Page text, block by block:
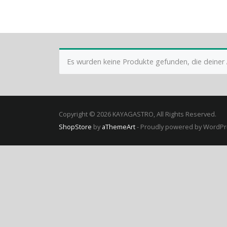
Es wurden keine Produkte gefunden, die deiner
Copyright © 2026 KAYAGASTRO, All Rights Reserved.
ShopStore by aThemeArt- Proudly powered by